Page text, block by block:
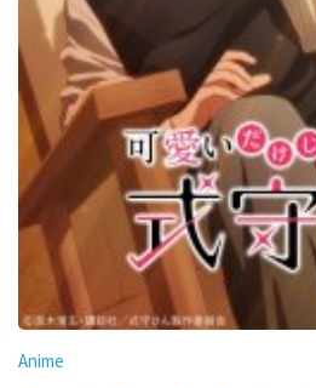
Anime